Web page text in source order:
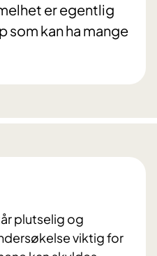
er egentlig
som kan ha mange
plutselig og
viktig for